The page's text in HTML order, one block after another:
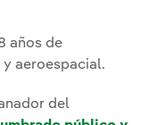
años de
aeroespacial.
del